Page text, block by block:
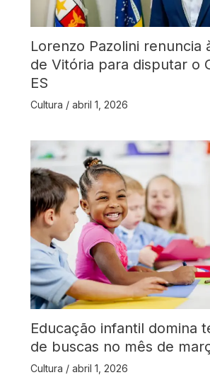
Lorenzo Pazolini renuncia
de Vitória para disputar o
ES
Cultura / abril 1, 2026
Educação infantil domina
de buscas no mês de
Cultura / abril 1, 2026